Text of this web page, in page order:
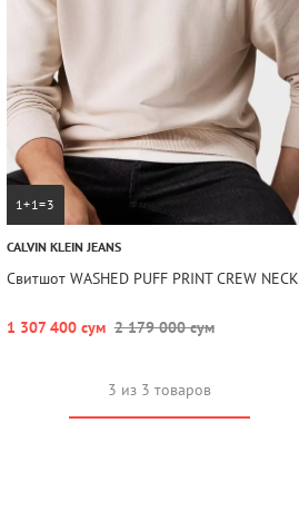
1+1=3
CALVIN KLEIN JEANS
Свитшот WASHED PUFF PRINT CREW NECK
1 307 400 сум 2 179 000 сум
3 из 3 товаров